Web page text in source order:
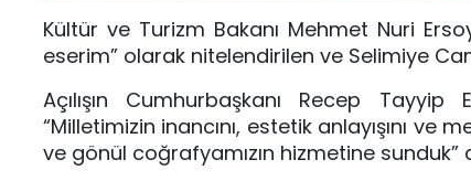
Kültür ve Turizm Bakanı Mehmet Nuri
eserim” olarak nitelendirilen ve Selimiye
Açılışın Cumhurbaşkanı Recep Tayyip
“Milletimizin inancını, estetik anlayışını
ve gönül coğrafyamızın hizmetine sunduk”